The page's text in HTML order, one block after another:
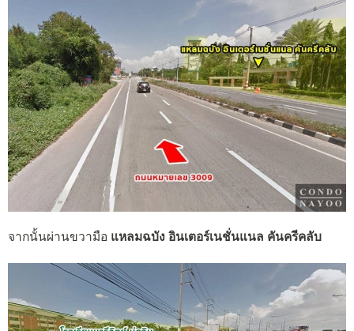
จากนั้นผ่านขวามือ แหลมฉบัง อินเตอร์เนชั่นแนล คันครีคลับ